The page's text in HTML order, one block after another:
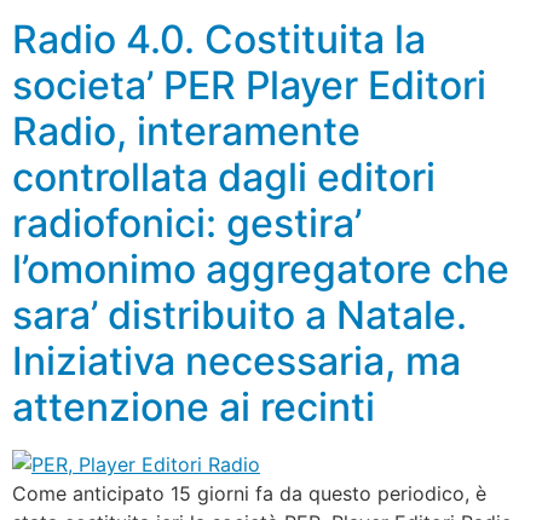
Radio 4.0. Costituita la
societa’ PER Player Editori
Radio, interamente
controllata dagli editori
radiofonici: gestira’
l’omonimo aggregatore che
sara’ distribuito a Natale.
Iniziativa necessaria, ma
attenzione ai recinti
Come anticipato 15 giorni fa da questo periodico, è